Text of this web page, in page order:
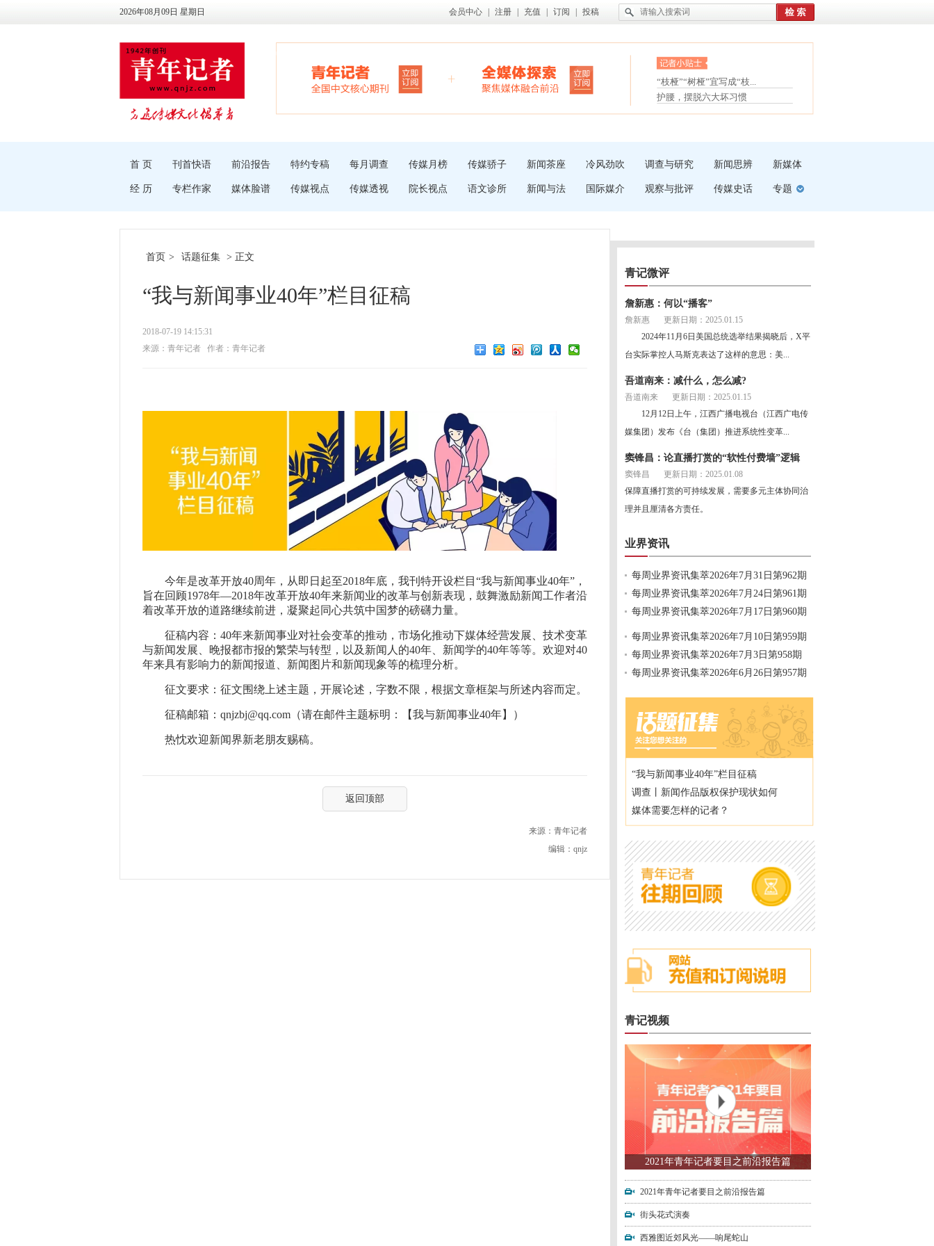
2026年08月09日 星期日 会员中心 注册 充值 订阅 投稿
眼白变红或是结膜下出血
“枝桠”“树桠”宜写成“枝...
夏天缓解疲劳有三招
护腰，摆脱六大坏习惯
受伤了冰敷还是热敷
首 页 刊首快语 前沿报告 特约专稿 每月调查 传媒月榜 传媒骄子 新闻茶座 冷风劲吹 调查与研究 新闻思辨 新媒体
经 历 专栏作家 媒体脸谱 传媒视点 传媒透视 院长视点 语文诊所 新闻与法 国际媒介 观察与批评 传媒史话 专题
首页 > 话题征集 > 正文
“我与新闻事业40年”栏目征稿
2018-07-19 14:15:31
来源：青年记者
作者：青年记者
今年是改革开放40周年，从即日起至2018年底，我刊特开设栏目“我与新闻事业40年”，
旨在回顾1978年—2018年改革开放40年来新闻业的改革与创新表现，鼓舞激励新闻工作者沿
着改革开放的道路继续前进，凝聚起同心共筑中国梦的磅礴力量。
征稿内容： 40年来新闻事业对社会变革的推动，市场化推动下媒体经营发展、技术变革
与新闻发展、晚报都市报的繁荣与转型，以及新闻人的40年、新闻学的40年等等。欢迎对40
年来具有影响力的新闻报道、新闻图片和新闻现象等的梳理分析。
征文要求： 征文围绕上述主题，开展论述，字数不限，根据文章框架与所述内容而定。
征稿邮箱： qnjzbj@qq.com（请在邮件主题标明：【我与新闻事业40年】）
热忱欢迎新闻界新老朋友赐稿。
返回顶部
来源：青年记者
编辑：qnjz
青记微评
詹新惠：何以“播客”
詹新惠
更新日期：2025.01.15
2024年11月6日美国总统选举结果揭晓后，X平
台实际掌控人马斯克表达了这样的意思：美...
吾道南来：减什么，怎么减?
吾道南来
更新日期：2025.01.15
12月12日上午，江西广播电视台（江西广电传
媒集团）发布《台（集团）推进系统性变革...
窦锋昌：论直播打赏的“软性付费墙”逻辑
窦锋昌
更新日期：2025.01.08
保障直播打赏的可持续发展，需要多元主体协同治
理并且厘清各方责任。
业界资讯
每周业界资讯集萃2026年7月31日第962期
每周业界资讯集萃2026年7月24日第961期
每周业界资讯集萃2026年7月17日第960期
每周业界资讯集萃2026年7月10日第959期
每周业界资讯集萃2026年7月3日第958期
每周业界资讯集萃2026年6月26日第957期
“我与新闻事业40年”栏目征稿
调查丨新闻作品版权保护现状如何
媒体需要怎样的记者？
青记视频
2021年青年记者要目之前沿报告篇
2021年青年记者要目之前沿报告篇
街头花式演奏
西雅图近郊风光——响尾蛇山